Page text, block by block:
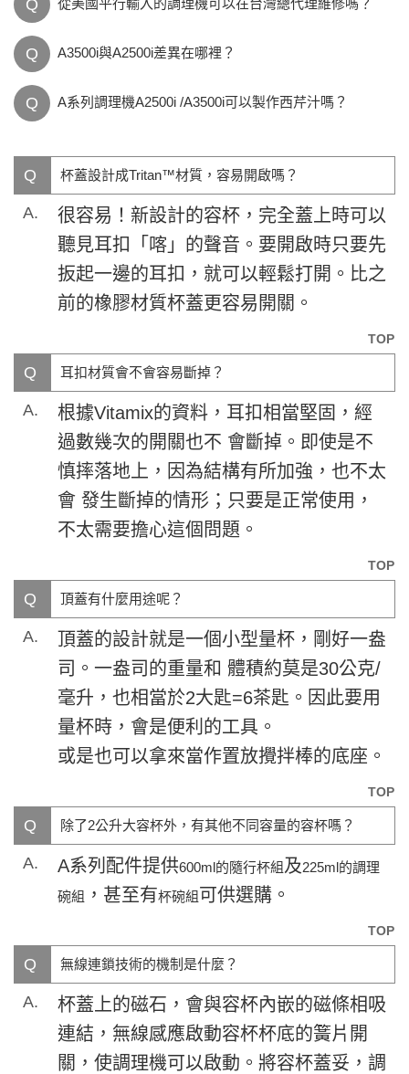
Q
Q A3500i與A2500i差異在哪裡？
Q A系列調理機A2500i /A3500i可以製作西芹汁嗎？
Q 杯蓋設計成Tritan™材質，容易開啟嗎？
A.
很容易！新設計的容杯，完全蓋上時可以
聽見耳扣「喀」的聲音。要開啟時只要先
扳起一邊的耳扣，就可以輕鬆打開。比之
前的橡膠材質杯蓋更容易開關。
TOP
Q 耳扣材質會不會容易斷掉？
A.
根據Vitamix的資料，耳扣相當堅固，經
過數幾次的開關也不 會斷掉。即使是不
慎摔落地上，因為結構有所加強，也不太
會 發生斷掉的情形；只要是正常使用，
不太需要擔心這個問題。
TOP
Q 頂蓋有什麼用途呢？
A.
頂蓋的設計就是一個小型量杯，剛好一盎
司。一盎司的重量和 體積約莫是30公克/
毫升，也相當於2大匙=6茶匙。因此要用
量杯時，會是便利的工具。
或是也可以拿來當作置放攪拌棒的底座。
TOP
Q 除了2公升大容杯外，有其他不同容量的容杯嗎？
A. A系列配件提供600ml的隨行杯組及225ml的調理
碗組 ，甚至有杯碗組可供選購。
TOP
Q 無線連鎖技術的機制是什麼？
A.
杯蓋上的磁石，會與容杯內嵌的磁條相吸
連結，無線感應啟動容杯杯底的簧片開
關，使調理機可以啟動。將容杯蓋妥，調